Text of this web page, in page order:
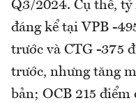
Q3/2024. Cụ thể,
đáng kể tại VPB -
trước và CTG -375
trước, nhưng tăng
bản; OCB 215 điểm